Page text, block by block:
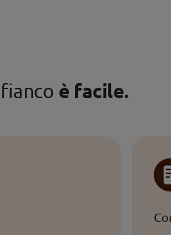
è facile.